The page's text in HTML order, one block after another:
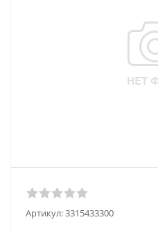
Артикул:3315433300